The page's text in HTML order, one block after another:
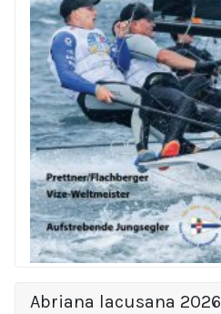
Abriana lacusana 2026